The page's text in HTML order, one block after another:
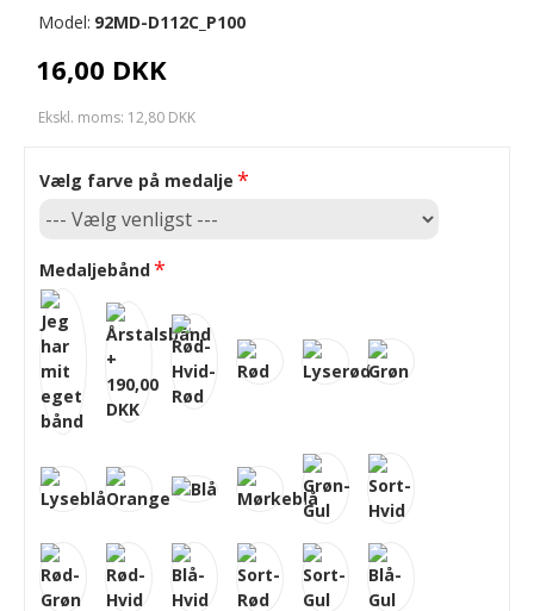
16,00 DKK
Ekskl. moms: 12,80 DKK
Model: 92MD-D112C_P100
Vælg farve på medalje
Medaljebånd